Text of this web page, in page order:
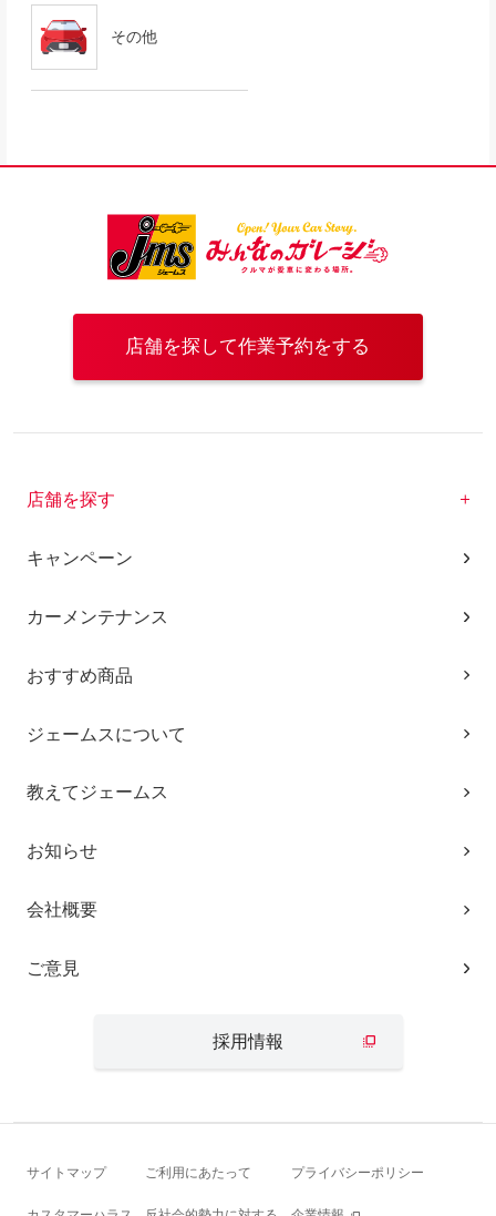
その他
店舗を探して作業予約をする
店舗を探す
キャンペーン
カーメンテナンス
おすすめ商品
ジェームスについて
教えてジェームス
お知らせ
会社概要
ご意見
採用情報
サイトマップ ご利用にあたって プライバシーポリシー